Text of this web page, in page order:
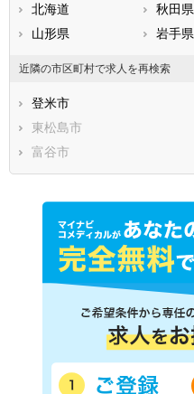
北海道 秋田県
山形県
岩手県
近隣の市区町村で求人を再検索
登米市
東松島市
富谷市